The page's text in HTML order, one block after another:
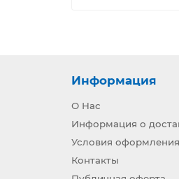
Информация
О Нас
Информация о
Условия оформления
Контакты